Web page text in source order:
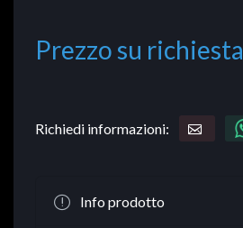
Prezzo su richiesta
Richiedi informazioni:
Info prodotto